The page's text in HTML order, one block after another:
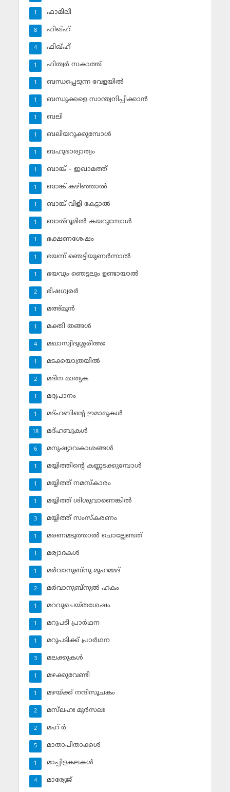
ഫാമിലി
1
ഫിഖ്ഹ്
8
ഫിഖ്ഹ്‌
4
ഫിത്വര്‍ സകാത്ത്‌
1
ബന്ധപ്പെടുന്ന വേളയില്‍
1
ബന്ധുക്കളെ സാന്ത്വനിപ്പിക്കാന്‍
1
ബലി
1
ബലിയറുക്കുമ്പോള്‍
1
ബഹുഭാര്യാത്വം
1
ബാങ്ക് – ഇഖാമത്ത്
1
ബാങ്ക് കഴിഞ്ഞാല്‍
1
ബാങ്ക് വിളി കേട്ടാല്‍
1
ബാത്‌റൂമില്‍ കയറുമ്പോള്‍
1
ഭക്ഷണശേഷം
1
ഭയന്ന് ഞെട്ടിയുണര്‍ന്നാല്‍
1
ഭയവും ഞെട്ടലും ഉണ്ടായാല്‍
1
ഭിഷഗ്വരര്‍
2
മഅ്മൂന്‍
1
മക്തി തങ്ങള്‍
1
മഖാസ്വിദുശ്ശരീഅഃ
4
മടക്കയാത്രയില്‍
1
മദീന മാതൃക
2
മദ്യപാനം
1
മദ്ഹബിന്റെ ഇമാമുകള്‍
1
മദ്ഹബുകള്‍
18
മനുഷ്യാവകാശങ്ങള്‍
6
മയ്യിത്തിന്റെ കണ്ണടക്കുമ്പോള്‍
1
മയ്യിത്ത് നമസ്‌കാരം
1
മയ്യിത്ത് ശിശുവാണെങ്കില്‍
1
മയ്യിത്ത് സംസ്‌കരണം
3
മരണമടുത്താല്‍ ചൊല്ലേണ്ടത്
1
മര്യാദകള്‍
1
മര്‍വാനുബ്‌നു മുഹമ്മദ്
1
മര്‍വാനുബ്‌നുല്‍ ഹകം
2
മറവുചെയ്തശേഷം
1
മറുപടി പ്രാര്‍ഥന
1
മറുപടിക്ക് പ്രാര്‍ഥന
1
മലക്കുകള്‍
3
മഴക്കുവേണ്ടി
1
മഴയ്ക്ക് നന്ദിസൂചകം
1
മസ്‌ലഹഃ മുര്‍സലഃ
2
മഹ് ര്‍
2
മാതാപിതാക്കള്‍
5
മാപ്പിളകലകള്‍
1
മാര്യേജ്
4